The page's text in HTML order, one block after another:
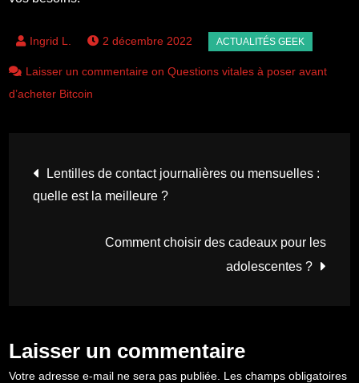
2 décembre 2022
Laisser un commentaire on Questions vitales à poser avant
d’acheter Bitcoin
Navigation
de
l’article
Lentilles de contact journalières ou mensuelles :
quelle est la meilleure ?
Comment choisir des cadeaux pour les
adolescentes ?
Laisser un commentaire
Votre adresse e-mail ne sera pas publiée. Les champs obligatoires